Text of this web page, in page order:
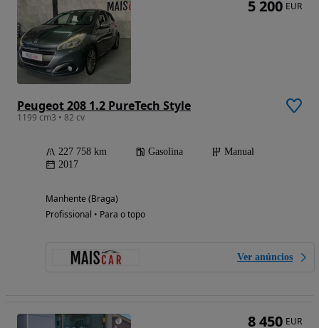
Peugeot 208 1.2 PureTech Style
1199 cm3 • 82 cv
227 758 km Gasolina
Manual
2017
Manhente (Braga)
Profissional • Para o topo
Ver anúncios
5 200 EUR
8 450 EUR